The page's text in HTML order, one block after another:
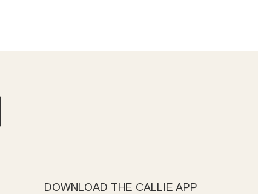
DOWNLOAD THE CALLIE APP